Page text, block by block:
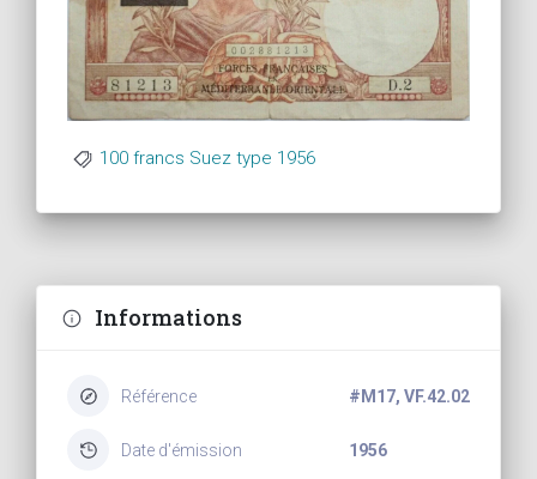
100 francs Suez type 1956
Informations
Référence #M17, VF.42.02
Date d'émission 1956